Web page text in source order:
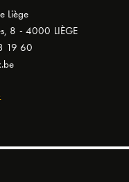
Liège
8 - 4000 LIÈGE
19 60